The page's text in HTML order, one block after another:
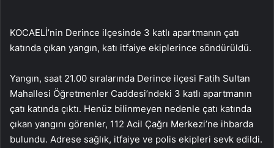
KOCAELİ’nin Derince ilçesinde 3 katlı apartmanın çatı
katında çıkan yangın, katı itfaiye ekiplerince söndürüldü.
Yangın, saat 21.00 sıralarında Derince ilçesi Fatih Sultan
Mahallesi Öğretmenler Caddesi’ndeki 3 katlı apartmanın
çatı katında çıktı. Henüz bilinmeyen nedenle çatı katında
çıkan yangını görenler, 112 Acil Çağrı Merkezi’ne ihbarda
bulundu. Adrese sağlık, itfaiye ve polis ekipleri sevk edildi.